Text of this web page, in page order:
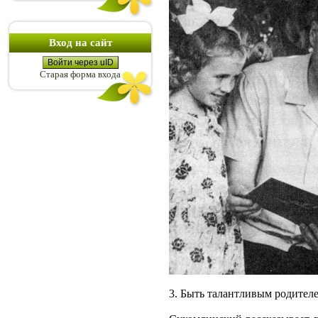
Вход на сайт
Войти через uID
Старая форма входа
3. Быть талантливым